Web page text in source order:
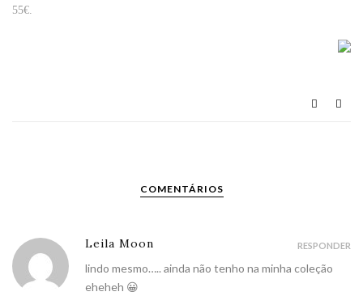
55€.
COMENTÁRIOS
Leila Moon
lindo mesmo….. ainda não tenho na minha coleção
eheheh 😀
RESPONDER